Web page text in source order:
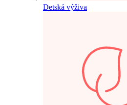
Detská výživa